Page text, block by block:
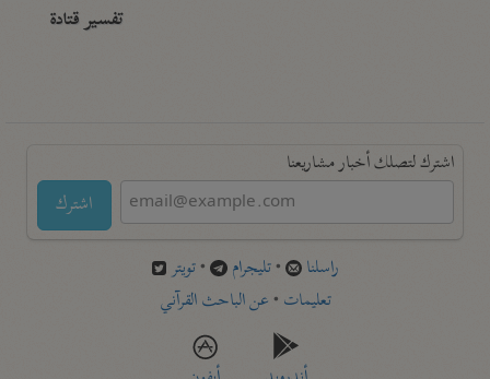
تفسير قتادة
اشترك لتصلك أخبار مشاريعنا
اشترك
راسلنا •تليجرام •تويتر
تعليمات •عن الباحث القرآني